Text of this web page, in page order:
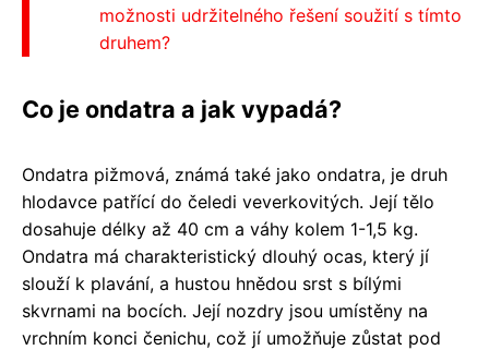
možnosti udržitelného řešení soužití s tímto
druhem?
Co je ondatra a jak vypadá?
Ondatra pižmová, známá také jako ondatra, je druh
hlodavce patřící do čeledi veverkovitých. Její tělo
dosahuje délky až 40 cm a váhy kolem 1-1,5 kg.
Ondatra má charakteristický dlouhý ocas, který jí
slouží k plavání, a hustou hnědou srst s bílými
skvrnami na bocích. Její nozdry jsou umístěny na
vrchním konci čenichu, což jí umožňuje zůstat pod